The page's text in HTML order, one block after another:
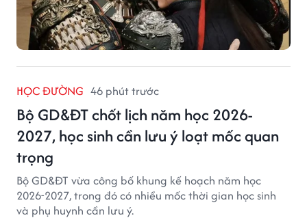
HỌC ĐƯỜNG 46 phút trước
Bộ GD&ĐT chốt lịch năm học 2026-
2027, học sinh cần lưu ý loạt mốc quan
trọng
Bộ GD&ĐT vừa công bố khung kế hoạch năm học
2026-2027, trong đó có nhiều mốc thời gian học sinh
và phụ huynh cần lưu ý.